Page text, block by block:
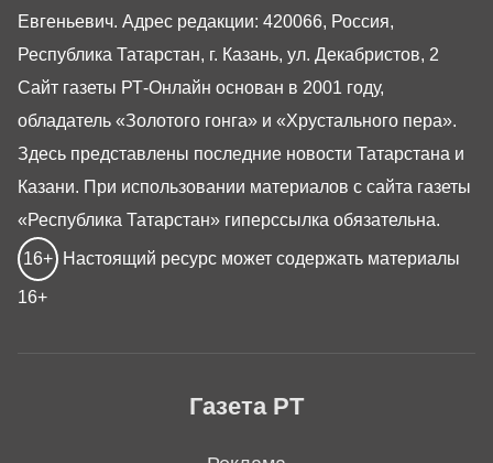
Газета РТ
Евгеньевич. Адрес редакции: 420066, Россия,
Республика Татарстан, г. Казань, ул. Декабристов, 2
Сайт газеты РТ-Онлайн основан в 2001 году,
обладатель «Золотого гонга» и «Хрустального пера».
Здесь представлены последние новости Татарстана и
Казани. При использовании материалов с сайта газеты
«Республика Татарстан» гиперссылка обязательна.
16+ Настоящий ресурс может содержать материалы
16+